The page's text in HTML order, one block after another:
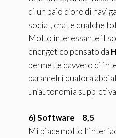
di un paio d’ore di
social, chat e qualche
Molto interessante il
energetico pensato da
permette davvero di
parametri qualora
un’autonomia
6) Software 8,5
Mi piace molto